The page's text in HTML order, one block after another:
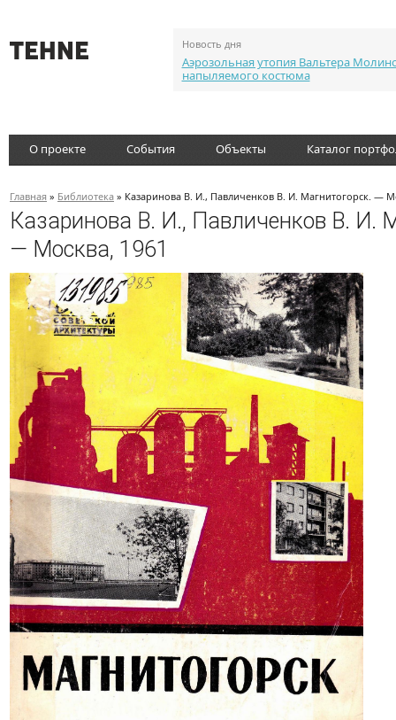
Новость дня
Аэрозольная утопия Вальтера
напыляемого костюма
О проекте События Объекты Каталог
Главная » Библиотека » Казаринова В. И., Павличенков В. И. Магнитогорск. —
Казаринова В. И., Павличенков В. И.
— Москва, 1961